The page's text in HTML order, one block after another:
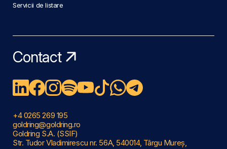
Servicii de listare
Contact
+4 0265 269 195
goldring@goldring.ro
Goldring S.A. (SSIF)
Str. Tudor Vladimirescu nr. 56A, 540014, Târgu Mureș,